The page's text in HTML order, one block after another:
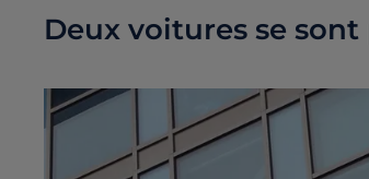
Deux voitures se sont